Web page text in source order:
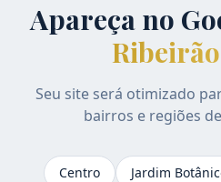
Apareça no
Seu site será otimizado
bairros e regiões de
Centro Jardim